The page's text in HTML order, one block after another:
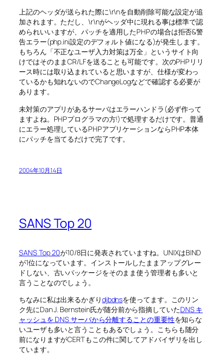
上記のヘッダが送られた際に\r\nを自動削除可能な設定が追
加されます。ただし、\r\nがヘッダ中に現れる事は標準で認
められいいますが、パッチを適用したPHPの場合は拒否&警
告エラー(php.ini設定のデフォルト値になる)が発生します。
もちろん「不正なユーザ入力対策は万全」というサイト向
けではそのままCR/LFを送ることも可能です。次のPHPリリ
ース時には取り込まれていると思いますが、仕様が変わっ
ているかも知れないのでChangeLogなどで確認する必要が
あります。
未対策のアプリがあるサーバはエラーハンドラ(必ず作って
ますよね。PHPプログラマの方!)で処理するだけです。普通
にエラー処理しているPHPアプリケーションならPHP本体
にパッチを当てるだけで完了です。
2004年10月14日
SANS Top 20
SANS Top 20が10/8日に発表されていますね。UNIXはBIND
が1位になっています。インストールしたままアップグレー
ドしない、古いパッケージをそのまま使う管理者も多いと
言うことなのでしょう。
ちなみに私は出来るかぎりdjbdnsを使ってます。このリン
ク先にDan J. Bernstein氏が随分前から指摘していたDNS キ
ャッシュを DNS サーバから分離することの重要性を知らな
いユーザも多いと言うこともあるでしょう。こちらも随分
前になりますがCERTもこの件に関してアドバイザリを出し
ています。